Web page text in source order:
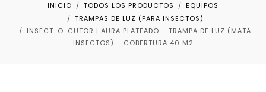
INICIO TODOS LOS PRODUCTOS
EQUIPOS
TRAMPAS DE LUZ (PARA INSECTOS)
INSECT-O-CUTOR | AURA PLATEADO – TRAMPA DE LUZ (MATA
INSECTOS) – COBERTURA 40 M2